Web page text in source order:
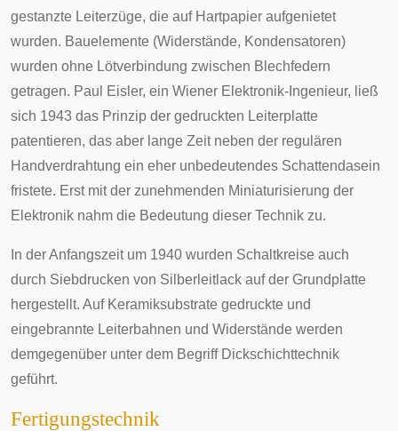
gestanzte Leiterzüge, die auf Hartpapier aufgenietet
wurden. Bauelemente (Widerstände, Kondensatoren)
wurden ohne Lötverbindung zwischen Blechfedern
getragen. Paul Eisler, ein Wiener Elektronik-Ingenieur, ließ
sich 1943 das Prinzip der gedruckten Leiterplatte
patentieren, das aber lange Zeit neben der regulären
Handverdrahtung ein eher unbedeutendes Schattendasein
fristete. Erst mit der zunehmenden Miniaturisierung der
Elektronik nahm die Bedeutung dieser Technik zu.
In der Anfangszeit um 1940 wurden Schaltkreise auch
durch Siebdrucken von Silberleitlack auf der Grundplatte
hergestellt. Auf Keramiksubstrate gedruckte und
eingebrannte Leiterbahnen und Widerstände werden
demgegenüber unter dem Begriff Dickschichttechnik
geführt.
Fertigungstechnik